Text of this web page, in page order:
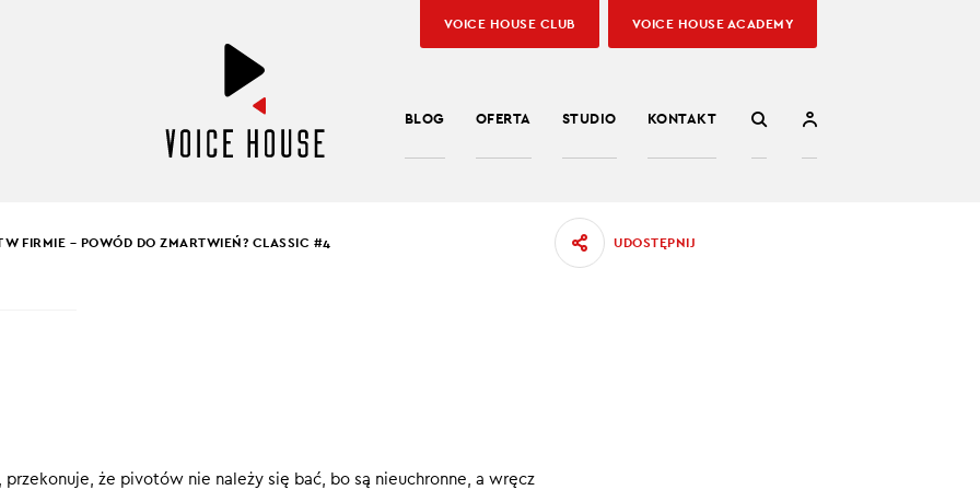
BLOG OFERTA STUDIO KONTAKT
VOICE HOUSE CLUB VOICE HOUSE ACADEMY
W FIRMIE – POWÓD DO ZMARTWIEŃ? CLASSIC #4 UDOSTĘPNIJ
że pivotów nie należy się bać, bo są nieuchronne, a wręcz